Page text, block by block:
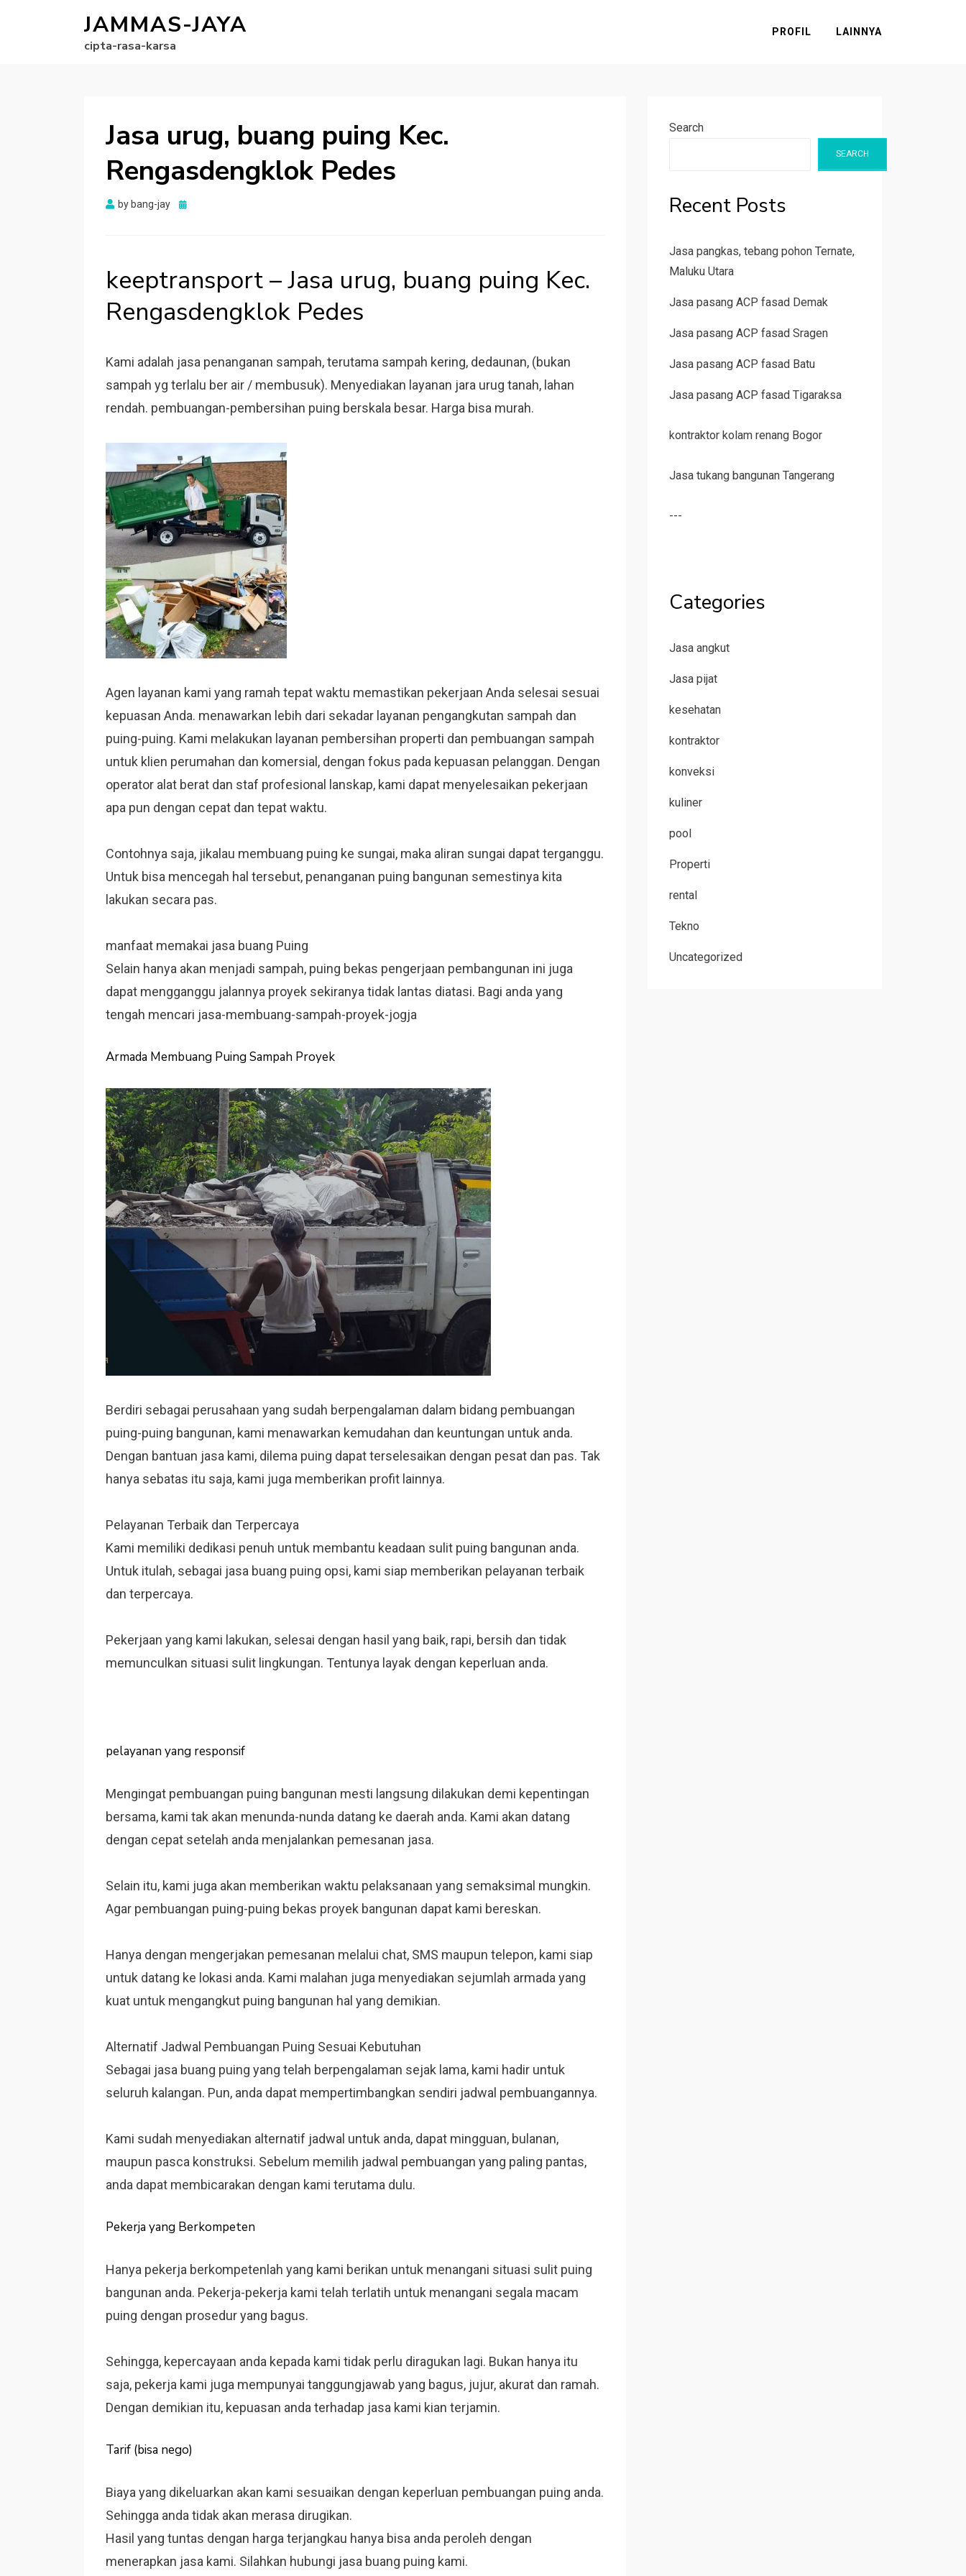
JAMMAS-JAYA
cipta-rasa-karsa
PROFIL LAINNYA
Jasa urug, buang puing Kec.
Rengasdengklok Pedes
by bang-jay
Posted
keeptransport – Jasa urug, buang puing Kec.
Rengasdengklok Pedes
Kami adalah jasa penanganan sampah, terutama sampah kering, dedaunan, (bukan
sampah yg terlalu ber air / membusuk). Menyediakan layanan jara urug tanah, lahan
rendah. pembuangan-pembersihan puing berskala besar. Harga bisa murah.
Agen layanan kami yang ramah tepat waktu memastikan pekerjaan Anda selesai sesuai
kepuasan Anda. menawarkan lebih dari sekadar layanan pengangkutan sampah dan
puing-puing. Kami melakukan layanan pembersihan properti dan pembuangan sampah
untuk klien perumahan dan komersial, dengan fokus pada kepuasan pelanggan. Dengan
operator alat berat dan staf profesional lanskap, kami dapat menyelesaikan pekerjaan
apa pun dengan cepat dan tepat waktu.
Contohnya saja, jikalau membuang puing ke sungai, maka aliran sungai dapat terganggu.
Untuk bisa mencegah hal tersebut, penanganan puing bangunan semestinya kita
lakukan secara pas.
manfaat memakai jasa buang Puing
Selain hanya akan menjadi sampah, puing bekas pengerjaan pembangunan ini juga
dapat mengganggu jalannya proyek sekiranya tidak lantas diatasi. Bagi anda yang
tengah mencari jasa-membuang-sampah-proyek-jogja
Armada Membuang Puing Sampah Proyek
Berdiri sebagai perusahaan yang sudah berpengalaman dalam bidang pembuangan
puing-puing bangunan, kami menawarkan kemudahan dan keuntungan untuk anda.
Dengan bantuan jasa kami, dilema puing dapat terselesaikan dengan pesat dan pas. Tak
hanya sebatas itu saja, kami juga memberikan profit lainnya.
Pelayanan Terbaik dan Terpercaya
Kami memiliki dedikasi penuh untuk membantu keadaan sulit puing bangunan anda.
Untuk itulah, sebagai jasa buang puing opsi, kami siap memberikan pelayanan terbaik
dan terpercaya.
Pekerjaan yang kami lakukan, selesai dengan hasil yang baik, rapi, bersih dan tidak
memunculkan situasi sulit lingkungan. Tentunya layak dengan keperluan anda.
pelayanan yang responsif
Mengingat pembuangan puing bangunan mesti langsung dilakukan demi kepentingan
bersama, kami tak akan menunda-nunda datang ke daerah anda. Kami akan datang
dengan cepat setelah anda menjalankan pemesanan jasa.
Selain itu, kami juga akan memberikan waktu pelaksanaan yang semaksimal mungkin.
Agar pembuangan puing-puing bekas proyek bangunan dapat kami bereskan.
Hanya dengan mengerjakan pemesanan melalui chat, SMS maupun telepon, kami siap
untuk datang ke lokasi anda. Kami malahan juga menyediakan sejumlah armada yang
kuat untuk mengangkut puing bangunan hal yang demikian.
Alternatif Jadwal Pembuangan Puing Sesuai Kebutuhan
Sebagai jasa buang puing yang telah berpengalaman sejak lama, kami hadir untuk
seluruh kalangan. Pun, anda dapat mempertimbangkan sendiri jadwal pembuangannya.
Kami sudah menyediakan alternatif jadwal untuk anda, dapat mingguan, bulanan,
maupun pasca konstruksi. Sebelum memilih jadwal pembuangan yang paling pantas,
anda dapat membicarakan dengan kami terutama dulu.
Pekerja yang Berkompeten
Hanya pekerja berkompetenlah yang kami berikan untuk menangani situasi sulit puing
bangunan anda. Pekerja-pekerja kami telah terlatih untuk menangani segala macam
puing dengan prosedur yang bagus.
Sehingga, kepercayaan anda kepada kami tidak perlu diragukan lagi. Bukan hanya itu
saja, pekerja kami juga mempunyai tanggungjawab yang bagus, jujur, akurat dan ramah.
Dengan demikian itu, kepuasan anda terhadap jasa kami kian terjamin.
Tarif (bisa nego)
Biaya yang dikeluarkan akan kami sesuaikan dengan keperluan pembuangan puing anda.
Sehingga anda tidak akan merasa dirugikan.
Hasil yang tuntas dengan harga terjangkau hanya bisa anda peroleh dengan
menerapkan jasa kami. Silahkan hubungi jasa buang puing kami.
Search
SEARCH
Recent Posts
Jasa pangkas, tebang pohon Ternate,
Maluku Utara
Jasa pasang ACP fasad Demak
Jasa pasang ACP fasad Sragen
Jasa pasang ACP fasad Batu
Jasa pasang ACP fasad Tigaraksa
kontraktor kolam renang Bogor
Jasa tukang bangunan Tangerang
---
Categories
Jasa angkut
Jasa pijat
kesehatan
kontraktor
konveksi
kuliner
pool
Properti
rental
Tekno
Uncategorized